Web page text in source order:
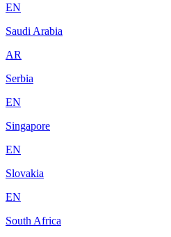
EN
Saudi Arabia
AR
Serbia
EN
Singapore
EN
Slovakia
EN
South Africa